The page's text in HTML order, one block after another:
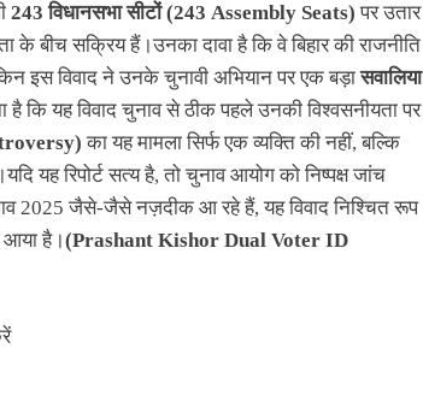
243 विधानसभा सीटों (243 Assembly Seats) पर उतार
के बीच सक्रिय हैं।उनका दावा है कि वे बिहार की राजनीति
इस विवाद ने उनके चुनावी अभियान पर एक बड़ासवालिया
कि यह विवाद चुनाव से ठीक पहले उनकी विश्वसनीयता पर
का यह मामला सिर्फ एक व्यक्ति की नहीं, बल्कि
यह रिपोर्ट सत्य है, तो चुनाव आयोग को निष्पक्ष जांच
2025 जैसे-जैसे नज़दीक आ रहे हैं, यह विवाद निश्चित रूप
है।(Prashant Kishor Dual Voter ID